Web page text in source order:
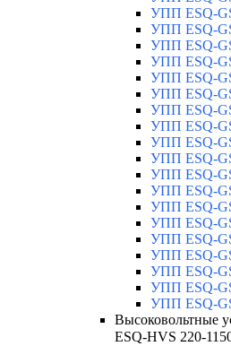
УПП ESQ-
УПП ESQ-
УПП ESQ-
УПП ESQ-
УПП ESQ-
УПП ESQ-
УПП ESQ-
УПП ESQ-
УПП ESQ-
УПП ESQ-
УПП ESQ-
УПП ESQ-
УПП ESQ-
УПП ESQ-
УПП ESQ-
УПП ESQ-
УПП ESQ-
УПП ESQ-
УПП ESQ-
Высоковольтные
ESQ-HVS 220-